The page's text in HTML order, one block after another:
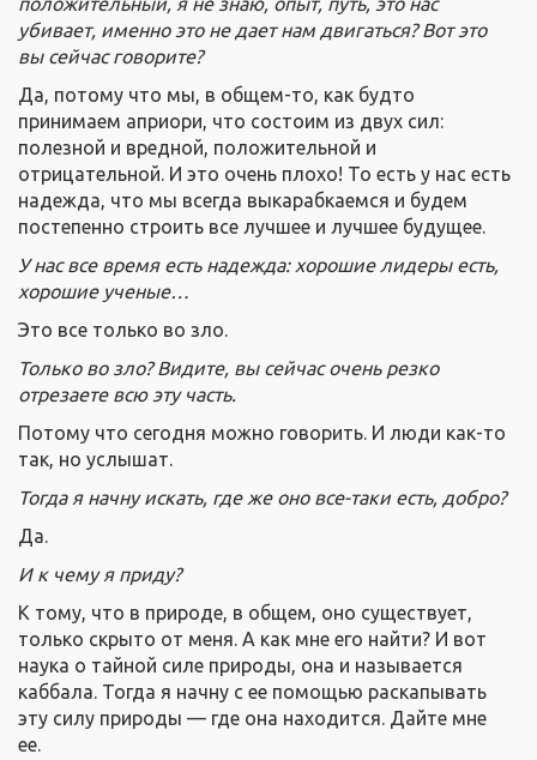
убивает, именно это не дает нам двигаться? Вот это
вы сейчас говорите?
Да, потому что мы, в общем-то, как будто
принимаем априори, что состоим из двух сил:
полезной и вредной, положительной и
отрицательной. И это очень плохо! То есть у нас есть
надежда, что мы всегда выкарабкаемся и будем
постепенно строить все лучшее и лучшее будущее.
У нас все время есть надежда: хорошие лидеры есть,
хорошие ученые…
Это все только во зло.
Только во зло? Видите, вы сейчас очень резко
отрезаете всю эту часть.
Потому что сегодня можно говорить. И люди как-то
так, но услышат.
Тогда я начну искать, где же оно все-таки есть, добро?
Да.
И к чему я приду?
К тому, что в природе, в общем, оно существует,
только скрыто от меня. А как мне его найти? И вот
наука о тайной силе природы, она и называется
каббала. Тогда я начну с ее помощью раскапывать
эту силу природы — где она находится. Дайте мне
ее.